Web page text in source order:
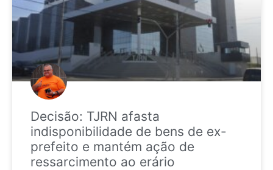
Decisão: TJRN afasta
indisponibilidade de bens de ex-
prefeito e mantém ação de
ressarcimento ao erário